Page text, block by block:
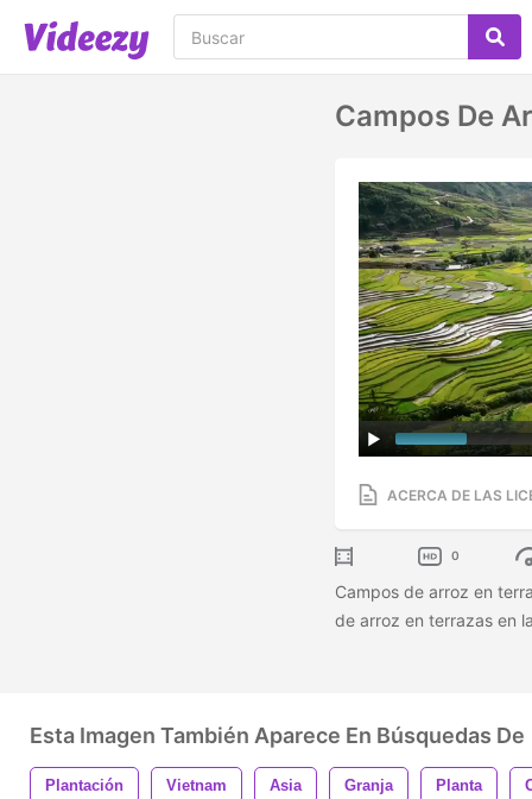
Campos De
ACERCA DE LAS
0
Campos de arroz en
de arroz en terrazas en
Esta Imagen También Aparece En Búsquedas De
Plantación Vietnam Asia Granja Planta